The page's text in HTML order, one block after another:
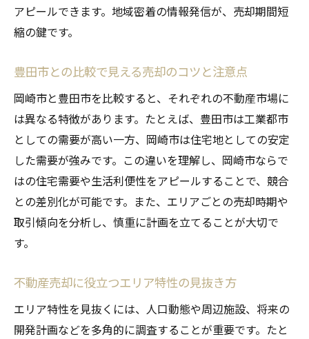
アピールできます。地域密着の情報発信が、売却期間短
縮の鍵です。
豊田市との比較で見える売却のコツと注意点
岡崎市と豊田市を比較すると、それぞれの不動産市場に
は異なる特徴があります。たとえば、豊田市は工業都市
としての需要が高い一方、岡崎市は住宅地としての安定
した需要が強みです。この違いを理解し、岡崎市ならで
はの住宅需要や生活利便性をアピールすることで、競合
との差別化が可能です。また、エリアごとの売却時期や
取引傾向を分析し、慎重に計画を立てることが大切で
す。
不動産売却に役立つエリア特性の見抜き方
エリア特性を見抜くには、人口動態や周辺施設、将来の
開発計画などを多角的に調査することが重要です。たと